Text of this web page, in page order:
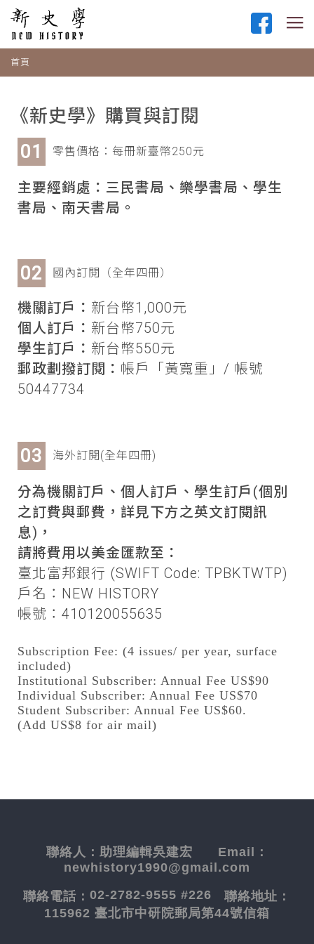
首頁
《新史學》購買與訂閱
零售價格：每冊新臺幣250元
主要經銷處：三民書局、樂學書局、學生
書局、南天書局。
國內訂閱（全年四冊）
機關訂戶： 新台幣1,000元
個人訂戶： 新台幣750元
學生訂戶： 新台幣550元
郵政劃撥訂閱： 帳戶「黃寬重」/ 帳號
50447734
海外訂閱(全年四冊)
分為機關訂戶、個人訂戶、學生訂戶(個別
之訂費與郵費，詳見下方之英文訂閱訊
息)，
請將費用以美金匯款至：
臺北富邦銀行 (SWIFT Code: TPBKTWTP)
戶名：NEW HISTORY
帳號：410120055635
Subscription Fee: (4 issues/ per year, surface
included)
Institutional Subscriber: Annual Fee US$90
Individual Subscriber: Annual Fee US$70
Student Subscriber: Annual Fee US$60.
(Add US$8 for air mail)
聯絡人： 助理編輯吳建宏 Email：
newhistory1990@gmail.com
聯絡電話： 02-2782-9555 #226 聯絡地址：
115962 臺北市中研院郵局第44號信箱